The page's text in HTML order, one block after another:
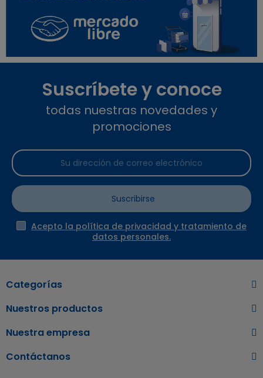
Suscríbete y conoce
todas nuestras novedades y
promociones
Suscribirse
Acepto la política de privacidad y tratamiento de
datos personales.
Contáctanos
Nuestra empresa
Nuestros productos
Categorías